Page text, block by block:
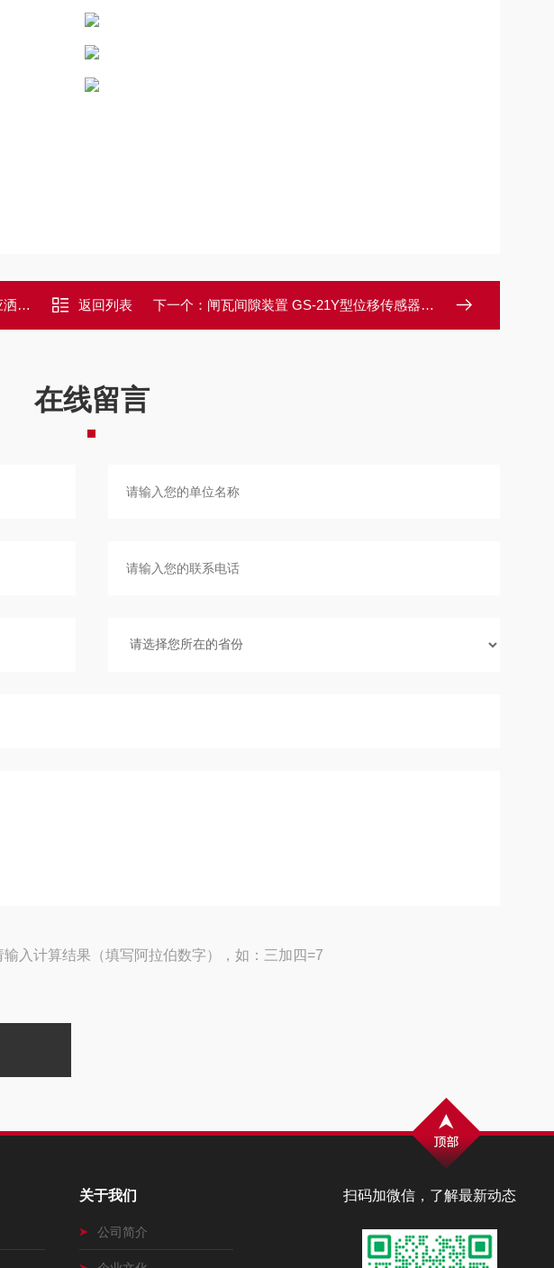
尘 返回列表 下一个： 闸瓦间隙装置 GS-21Y型位移传感器磨损检测
在线留言
输入计算结果（填写阿拉伯数字），如：三加四=7
扫码加微信，了解最新动态
关于我们
公司简介